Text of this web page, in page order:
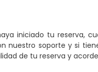
iniciado tu reserva,
nuestro soporte y si
de tu reserva y